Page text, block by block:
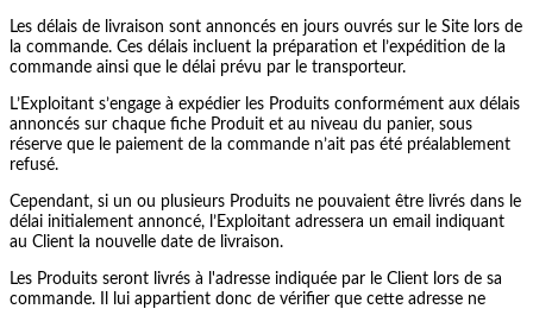
Les délais de livraison sont annoncés en jours ouvrés sur le Site lors de
la commande. Ces délais incluent la préparation et l’expédition de la
commande ainsi que le délai prévu par le transporteur.
L’Exploitant s’engage à expédier les Produits conformément aux délais
annoncés sur chaque fiche Produit et au niveau du panier, sous
réserve que le paiement de la commande n’ait pas été préalablement
refusé.
Cependant, si un ou plusieurs Produits ne pouvaient être livrés dans le
délai initialement annoncé, l’Exploitant adressera un email indiquant
au Client la nouvelle date de livraison.
Les Produits seront livrés à l'adresse indiquée par le Client lors de sa
commande. Il lui appartient donc de vérifier que cette adresse ne